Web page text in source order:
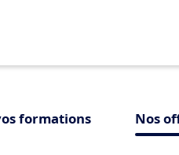
formations Nos